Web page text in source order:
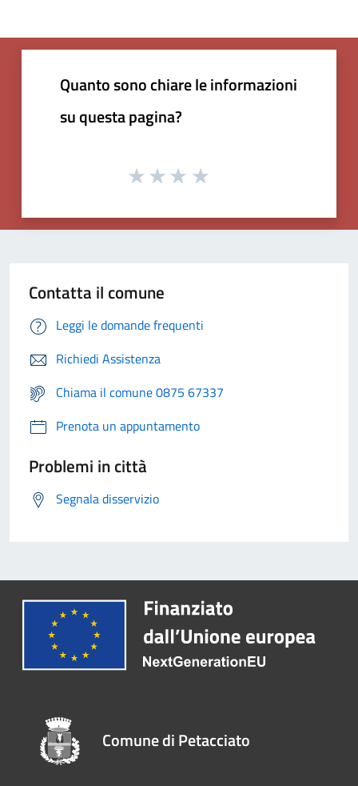
Quanto sono chiare le informazioni
su questa pagina?
Contatta il comune
Leggi le domande frequenti
Richiedi Assistenza
Chiama il comune 0875 67337
Prenota un appuntamento
Problemi in città
Segnala disservizio
Comune di Petacciato